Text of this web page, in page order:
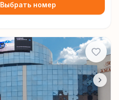
Выбрать номер